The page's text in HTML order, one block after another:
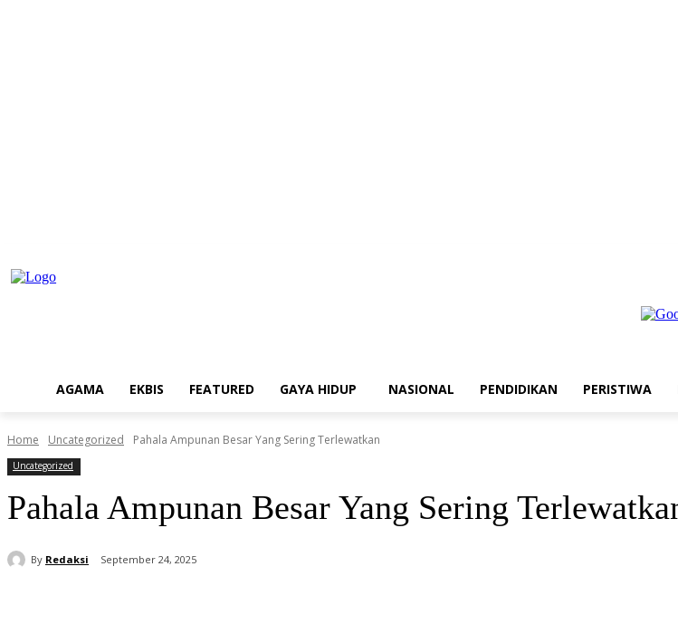
AGAMA EKBIS FEATURED GAYA HIDUP NASIONAL PENDIDIKAN PERISTIWA
Home Uncategorized Pahala Ampunan Besar Yang Sering Terlewatkan
Uncategorized
Pahala Ampunan Besar Yang Sering
By Redaksi September 24, 2025